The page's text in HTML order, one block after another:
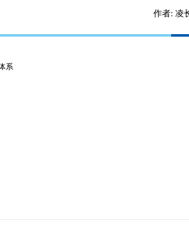
作者: 凌
系